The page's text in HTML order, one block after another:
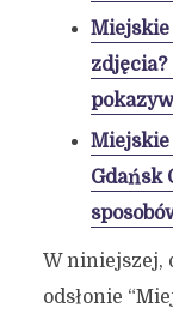
Gdańsk
W niniejszej,
odsłonie